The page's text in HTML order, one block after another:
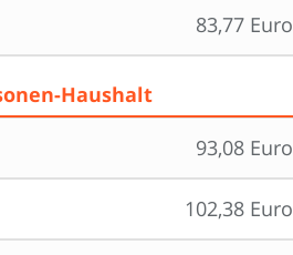
83,77 Euro
Haushalt
93,08 Euro
102,38 Euro